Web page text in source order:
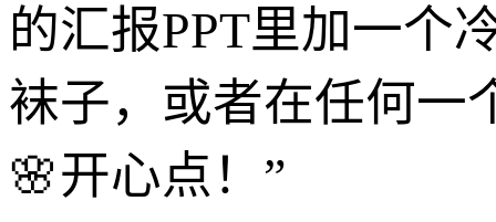
的汇报PPT里加一个
袜子，或者在任何一
🌸开心点！”